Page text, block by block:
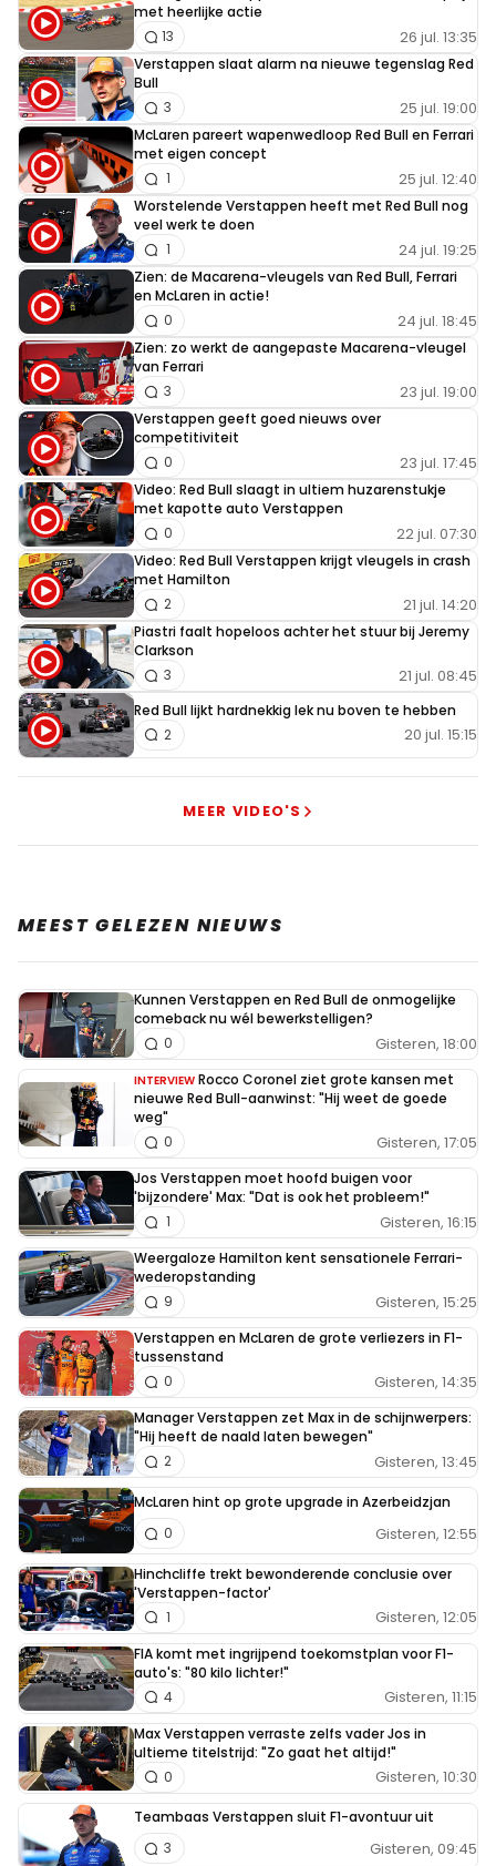
met heerlijke actie
26 jul. 13:35
13
Verstappen slaat alarm na nieuwe tegenslag Red
Bull
25 jul. 19:00
3
McLaren pareert wapenwedloop Red Bull en Ferrari
met eigen concept
25 jul. 12:40
1
Worstelende Verstappen heeft met Red Bull nog
veel werk te doen
24 jul. 19:25
1
Zien: de Macarena-vleugels van Red Bull, Ferrari
en McLaren in actie!
24 jul. 18:45
0
Zien: zo werkt de aangepaste Macarena-vleugel
van Ferrari
23 jul. 19:00
3
Verstappen geeft goed nieuws over
competitiviteit
23 jul. 17:45
0
Video: Red Bull slaagt in ultiem huzarenstukje
met kapotte auto Verstappen
22 jul. 07:30
0
Video: Red Bull Verstappen krijgt vleugels in crash
met Hamilton
21 jul. 14:20
2
Piastri faalt hopeloos achter het stuur bij Jeremy
Clarkson
21 jul. 08:45
3
Red Bull lijkt hardnekkig lek nu boven te hebben
20 jul. 15:15
2
MEER VIDEO'S
MEEST GELEZEN NIEUWS
Kunnen Verstappen en Red Bull de onmogelijke
comeback nu wél bewerkstelligen?
Gisteren, 18:00
0
INTERVIEW Rocco Coronel ziet grote kansen met
nieuwe Red Bull-aanwinst: "Hij weet de goede
weg"
Gisteren, 17:05
0
Jos Verstappen moet hoofd buigen voor
'bijzondere' Max: "Dat is ook het probleem!"
Gisteren, 16:15
1
Weergaloze Hamilton kent sensationele Ferrari-
wederopstanding
Gisteren, 15:25
9
Verstappen en McLaren de grote verliezers in F1-
tussenstand
Gisteren, 14:35
0
Manager Verstappen zet Max in de schijnwerpers:
"Hij heeft de naald laten bewegen"
Gisteren, 13:45
2
McLaren hint op grote upgrade in Azerbeidzjan
Gisteren, 12:55
0
Hinchcliffe trekt bewonderende conclusie over
'Verstappen-factor'
Gisteren, 12:05
1
FIA komt met ingrijpend toekomstplan voor F1-
auto's: "80 kilo lichter!"
Gisteren, 11:15
4
Max Verstappen verraste zelfs vader Jos in
ultieme titelstrijd: "Zo gaat het altijd!"
Gisteren, 10:30
0
Teambaas Verstappen sluit F1-avontuur uit
Gisteren, 09:45
3